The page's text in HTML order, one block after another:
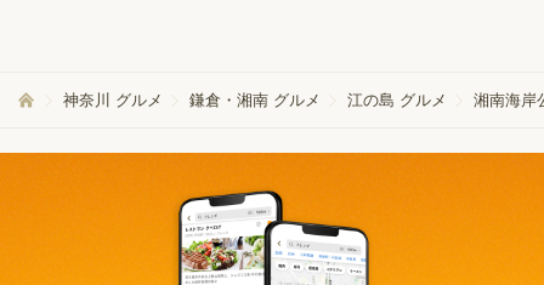
神奈川 グルメ 鎌倉・湘南 グルメ 江の島 グルメ 湘南海岸